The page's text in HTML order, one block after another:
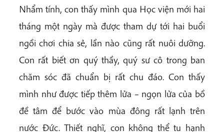
Nhẩm tính, con thấy mình qua Học viện mới hai
tháng một ngày mà được tham dự tới hai buổi
ngồi chơi chia sẻ, lần nào cũng rất nuôi dưỡng.
Con rất biết ơn quý thầy, quý sư cô trong ban
chăm sóc đã chuẩn bị rất chu đáo. Con thấy
mình như được tiếp thêm lửa – ngọn lửa của bồ
đề tâm để bước vào mùa đông rất lạnh trên
nước Đức. Thiết nghĩ, con không thể tu hạnh